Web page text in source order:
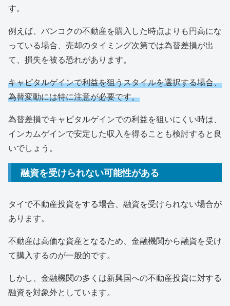
す。
例えば、バンコクの不動産を購入した時点よりも円高にな
っている場合、売却のタイミング次第では為替差損が出
て、損失を被る恐れがあります。
キャピタルゲインで利益を狙うスタイルを選択する場合、
為替変動には特に注意が必要です。
為替差損でキャピタルゲインでの利益を狙いにくい時は、
インカムゲインで安定した収入を得ることも検討すると良
いでしょう。
融資を受けられない可能性がある
タイで不動産投資をする場合、融資を受けられない場合が
あります。
不動産は高価な資産となるため、金融機関から融資を受け
て購入するのが一般的です。
しかし、金融機関の多くは新興国への不動産投資に対する
融資を対象外としています。